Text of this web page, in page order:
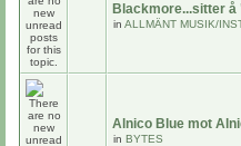
Blackmore...sitter å
in ALLMÄNT MUSIK/
Alnico Blue mot
in BYTES